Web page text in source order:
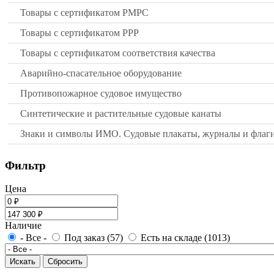
Товары с сертификатом РМРС
Товары с сертификатом РРР
Товары с сертификатом соответствия качества
Аварийно-спасательное оборудование
Противопожарное судовое имущество
Синтетические и растительные судовые канаты
Знаки и символы ИМО. Судовые плакаты, журналы и
Фильтр
Цена
Наличие
- Все -
Под заказ (57) Есть на складе (1013)